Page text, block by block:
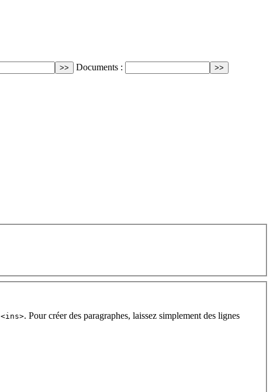
Documents :
<ins>. Pour créer des paragraphes, laissez simplement des lignes